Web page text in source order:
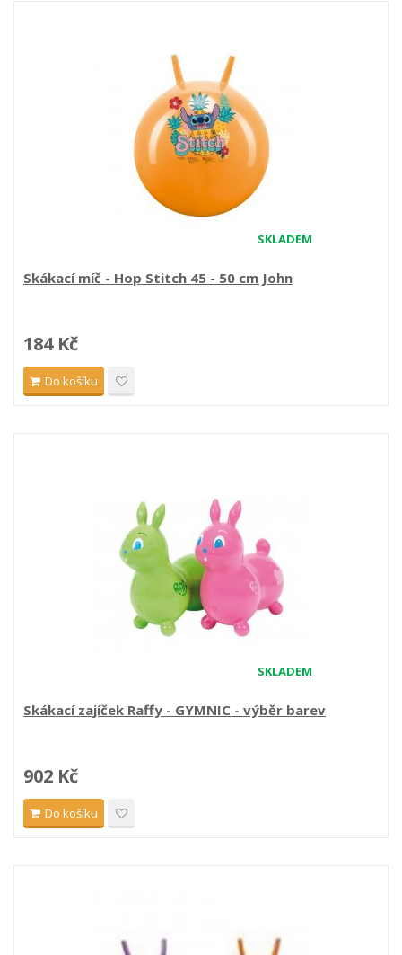
SKLADEM
Skákací míč - Hop Stitch 45 - 50 cm John
184 Kč
Do košíku
SKLADEM
Skákací zajíček Raffy - GYMNIC - výběr barev
902 Kč
Do košíku